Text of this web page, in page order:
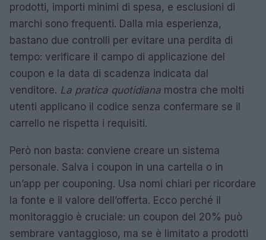
prodotti, importi minimi di spesa, e esclusioni di
marchi sono frequenti. Dalla mia esperienza,
bastano due controlli per evitare una perdita di
tempo: verificare il campo di applicazione del
coupon e la data di scadenza indicata dal
venditore. La pratica quotidiana mostra che molti
utenti applicano il codice senza confermare se il
carrello ne rispetta i requisiti.
Però non basta: conviene creare un sistema
personale. Salva i coupon in una cartella o in
un’app per couponing. Usa nomi chiari per ricordare
la fonte e il valore dell’offerta. Ecco perché il
monitoraggio è cruciale: un coupon del 20% può
sembrare vantaggioso, ma se è limitato a prodotti